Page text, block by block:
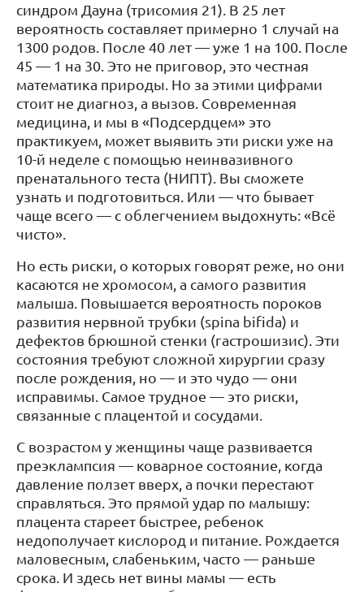
синдром Дауна (трисомия 21). В 25 лет
вероятность составляет примерно 1 случай на
1300 родов. После 40 лет — уже 1 на 100. После
45 — 1 на 30. Это не приговор, это честная
математика природы. Но за этими цифрами
стоит не диагноз, а вызов. Современная
медицина, и мы в «Подсердцем» это
практикуем, может выявить эти риски уже на
10-й неделе с помощью неинвазивного
пренатального теста (НИПТ). Вы сможете
узнать и подготовиться. Или — что бывает
чаще всего — с облегчением выдохнуть: «Всё
чисто».
Но есть риски, о которых говорят реже, но они
касаются не хромосом, а самого развития
малыша. Повышается вероятность пороков
развития нервной трубки (spina bifida) и
дефектов брюшной стенки (гастрошизис). Эти
состояния требуют сложной хирургии сразу
после рождения, но — и это чудо — они
исправимы. Самое трудное — это риски,
связанные с плацентой и сосудами.
С возрастом у женщины чаще развивается
преэклампсия — коварное состояние, когда
давление ползет вверх, а почки перестают
справляться. Это прямой удар по малышу:
плацента стареет быстрее, ребенок
недополучает кислород и питание. Рождается
маловесным, слабеньким, часто — раньше
срока. И здесь нет вины мамы — есть